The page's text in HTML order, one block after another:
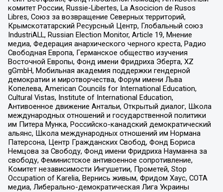
комитет России, Russie-Libertes, La Asocicion de Rusos
Libres, Союз за возвращение Северных территорий,
Крымскотатарский Ресурсный Центр, Глобальный союз
IndustriALL, Russian Election Monitor, Article 19, Мнение
медиа, Федерация анархического черного креста, Радио
Свободная Европа, Германское общество изучения
Восточной Европы, Фонд имени Фридриха Эберта, XZ
gGmbH, Мобильная академия поддержки гендерной
демократии и миротворчества, Форум имени Льва
Копелева, American Councils for International Education,
Cultural Vistas, Institute of International Education,
Антивоенное движение Антальи, Открытый диалог, Школа
международных отношений и государственной политики
им Питера Мунка, Российско-канадский демократический
альянс, Школа международных отношений им Нормана
Патерсона, Центр Гражданских Свобод, Фонд Бориса
Немцова за Свободу, Фонд имени Фридриха Науманна за
свободу, Феминистское антивоенное сопротивление,
Комитет независимости Ингушетии, Прометей, Stop
Occupation of Karelia, Вернись живым, Фридом Хаус, СОТА
медиа, Либерально-демократическая Лига Украины